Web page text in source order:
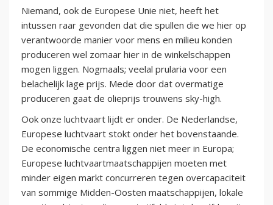
Niemand, ook de Europese Unie niet, heeft het
intussen raar gevonden dat die spullen die we hier op
verantwoorde manier voor mens en milieu konden
produceren wel zomaar hier in de winkelschappen
mogen liggen. Nogmaals; veelal prularia voor een
belachelijk lage prijs. Mede door dat overmatige
produceren gaat de olieprijs trouwens sky-high.
Ook onze luchtvaart lijdt er onder. De Nederlandse,
Europese luchtvaart stokt onder het bovenstaande.
De economische centra liggen niet meer in Europa;
Europese luchtvaartmaatschappijen moeten met
minder eigen markt concurreren tegen overcapaciteit
van sommige Midden-Oosten maatschappijen, lokale